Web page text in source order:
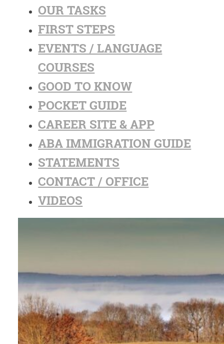
OUR TASKS
FIRST STEPS
EVENTS / LANGUAGE
COURSES
GOOD TO KNOW
POCKET GUIDE
CAREER SITE & APP
ABA IMMIGRATION GUIDE
STATEMENTS
CONTACT / OFFICE
VIDEOS